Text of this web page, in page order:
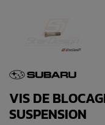
VIS DE
SUSPENSION